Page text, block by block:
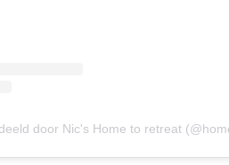
door Nic's Home to retreat